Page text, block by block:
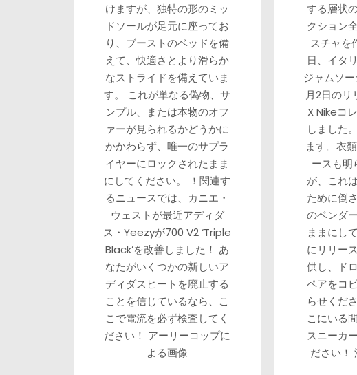
けますが、独特の形のミッ
ドソールが足元に座ってお
り、ブーストのベッドを備
えて、快適さとより滑らか
なストライドを備えていま
す。 これが単なる偽物、サ
ンプル、または本物のオフ
ァーが見られるかどうかに
かかわらず、唯一のサプラ
イヤーにロックされたまま
にしてください。 ！関連す
るニュースでは、カニエ・
ウェストが最近アディダ
ス・Yeezyが700 V2 ‘Triple
Black’を改善しました！ あ
なたがいくつかの新しいア
ディダスヒートを廃止する
ことを信じているなら、こ
こで電流を必ず検査してく
ださい！ アーリーコップに
よる画像
する層状
クション
スチャを
日、イタ
ジャムソ
月2日のリ
X Nikeコ
しました
ます。衣
ースも明
が、これ
ために倒
のベンダ
ままにし
にリリー
供し、ド
ペアをコ
らせくだ
こにいる
スニーカ
ださい！